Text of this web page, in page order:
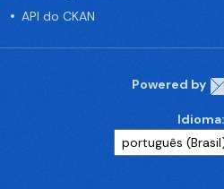
API do CKAN
Powered by
Idioma